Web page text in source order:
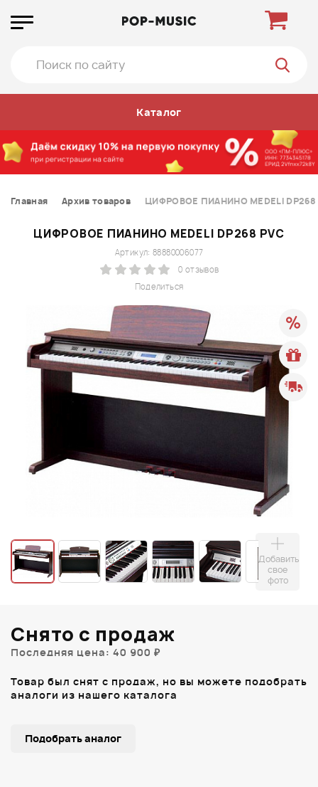
Каталог
Главная Архив товаров ЦИФРОВОЕ ПИАНИНО MEDELI DP268
ЦИФРОВОЕ ПИАНИНО MEDELI DP268 PVC
Поделиться
Артикул: 88880006077
0 отзывов
Добавить
свое
фото
Снято с продаж
Последняя цена: 40 900 ₽
Товар был снят с продаж, но вы можете подобрать
аналоги из нашего каталога
Подобрать аналог